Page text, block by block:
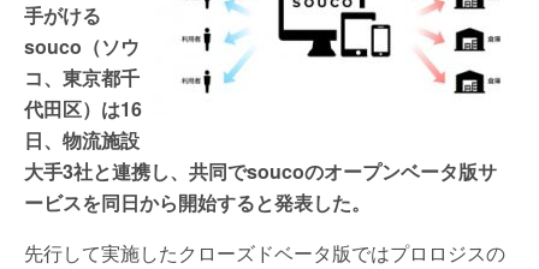
手がける
souco（ソウ
コ、東京都千
代田区）は16
日、物流施設
大手3社と連携し、共同でsoucoのオープンベータ版サ
ービスを同日から開始すると発表した。
先行して実施したクローズドベータ版ではプロロジスの